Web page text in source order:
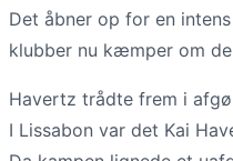
Det åbner op for en
klubber nu kæmper om
Havertz trådte frem i
I Lissabon var det Kai